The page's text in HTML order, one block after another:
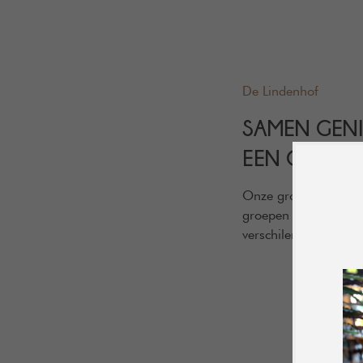
FEESTEN
VERGADEREN
De Lindenhof
SAMEN
EEN OUDE
Onze
groepen tot
verschilende kamers